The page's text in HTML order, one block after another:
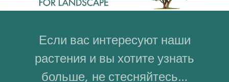
Если вас интересуют наши
растения и вы хотите узнать
больше, не стесняйтесь…